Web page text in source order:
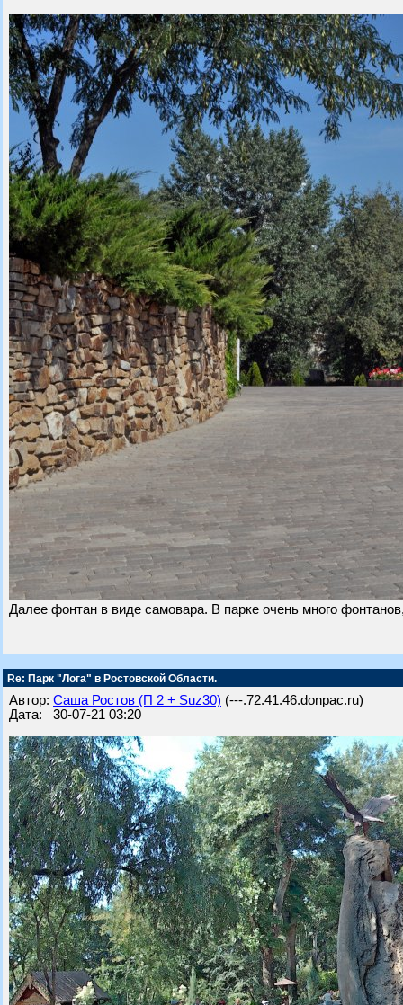
Далее фонтан в виде самовара. В парке очень много
Re: Парк "Лога" в Ростовской Области.
Автор: Саша Ростов (П 2 + Suz30) (---.72.41.46.donpac.ru)
Дата: 30-07-21 03:20